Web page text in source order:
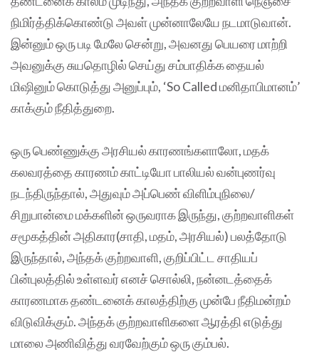
நிமிர்த்திக்கொண்டு அவள் முன்னாலேயே நடமாடுவான்.
இன்னும் ஒரு படி மேலே சென்று, அவனது பெயரை மாற்றி
அவனுக்கு சுயதொழில் செய்து சம்பாதிக்க தையல்
மிஷினும் கொடுத்து அனுப்பும், ‘So Called மனிதாபிமானம்’
காக்கும் நீதித்துறை.
ஒரு பெண்ணுக்கு அரசியல் காரணங்களாலோ, மதக்
கலவரத்தை காரணம் காட்டியோ பாலியல் வன்புணர்வு
நடந்திருந்தால், அதுவும் அப்பெண் விளிம்புநிலை/
சிறுபான்மை மக்களின் ஒருவராக இருந்து, குற்றவாளிகள்
சமூகத்தின் அதிகார(சாதி, மதம், அரசியல்) பலத்தோடு
இருந்தால், அந்தக் குற்றவாளி, குறிப்பிட்ட சாதியப்
பின்புலத்தில் உள்ளவர் எனச் சொல்லி, நன்னடத்தைக்
காரணமாக தண்டனைக் காலத்திற்கு முன்பே நீதிமன்றம்
விடுவிக்கும். அந்தக் குற்றவாளிகளை ஆரத்தி எடுத்து
மாலை அணிவித்து வரவேற்கும் ஒரு கும்பல்.